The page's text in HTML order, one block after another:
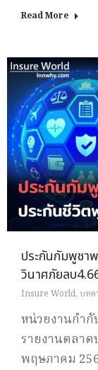
Read More
ประกันกัมพูชา
วินาศภัยลบ
Insure World, บทค
หน่วยงานกำ
รายงานตลา
พฤษภาคม